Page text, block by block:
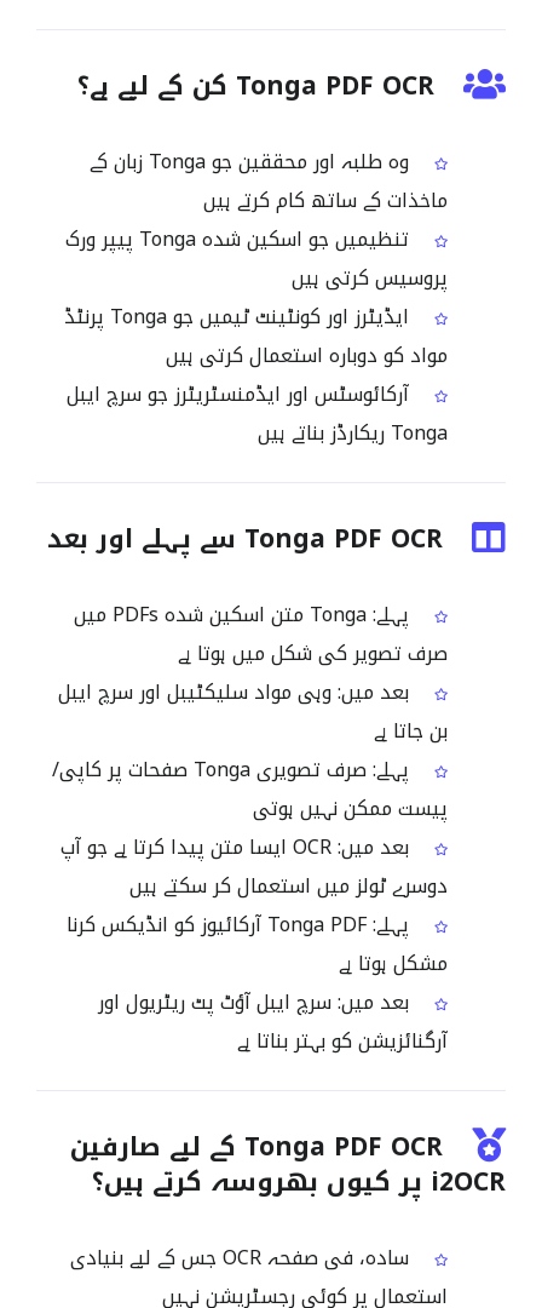
Tonga PDF OCR کن کے لیے ہے؟
وہ طلبہ اور محققین جو Tonga زبان کے
ماخذات کے ساتھ کام کرتے ہیں
تنظیمیں جو اسکین شدہ Tonga پیپر ورک
پروسیس کرتی ہیں
ایڈیٹرز اور کونٹینٹ ٹیمیں جو Tonga پرنٹڈ
مواد کو دوبارہ استعمال کرتی ہیں
آرکائوسٹس اور ایڈمنسٹریٹرز جو سرچ ایبل
Tonga ریکارڈز بناتے ہیں
Tonga PDF OCR سے پہلے اور بعد
پہلے: Tonga متن اسکین شدہ PDFs میں
صرف تصویر کی شکل میں ہوتا ہے
بعد میں: وہی مواد سلیکٹیبل اور سرچ ایبل
بن جاتا ہے
پہلے: صرف تصویری Tonga صفحات پر کاپی/
پیست ممکن نہیں ہوتی
بعد میں: OCR ایسا متن پیدا کرتا ہے جو آپ
دوسرے ٹولز میں استعمال کر سکتے ہیں
پہلے: Tonga PDF آرکائیوز کو انڈیکس کرنا
مشکل ہوتا ہے
بعد میں: سرچ ایبل آؤٹ پٹ ریٹریول اور
آرگنائزیشن کو بہتر بناتا ہے
Tonga PDF OCR کے لیے صارفین
i2OCR پر کیوں بھروسہ کرتے ہیں؟
سادہ، فی صفحہ OCR جس کے لیے بنیادی
استعمال پر کوئی رجسٹریشن نہیں